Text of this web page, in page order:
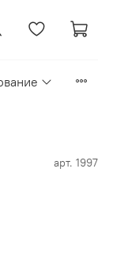
арт. 1997